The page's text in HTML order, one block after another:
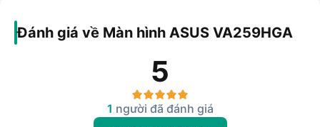
màu sắc
16.7 triệu màu
178 độ (CR≧10)
300 cd/m2
Màn hình chống lóa, chống nhấp
Đánh giá về Màn hình ASUS VA259HGA
5
1 người đã đánh giá